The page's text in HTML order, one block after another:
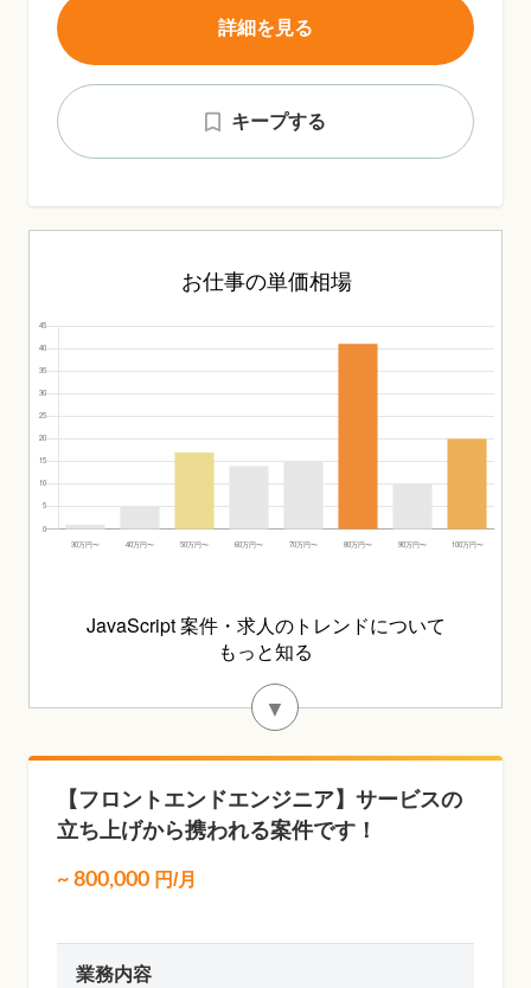
キープする
詳細を見る
お仕事の単価相場
▼
JavaScript 案件・求人のトレンドについて
もっと知る
【フロントエンドエンジニア】サービスの
立ち上げから携われる案件です！
~ 800,000 円/月
業務内容